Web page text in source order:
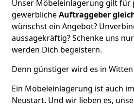
Unser Möbeleinlagerung gilt für
gewerblicheAuftraggeber
wünschst ein Angebot?
aussagekräftig? Schenke uns
werden Dich begeistern.
Denn günstiger wird es in
Ein Möbeleinlagerung ist auch
Neustart. Und wir lieben es,